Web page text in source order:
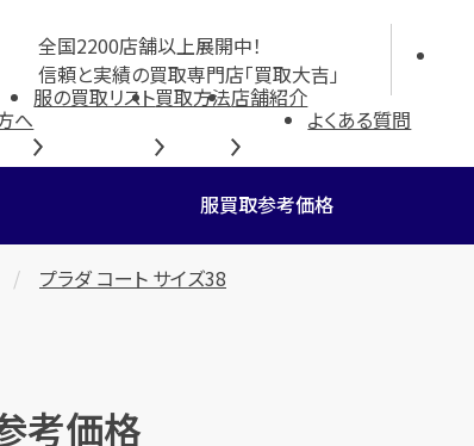
全国2200店舗以上展開中！
信頼と実績の買取専門店「買取大吉」
へ
服の買取リスト買取方法店舗紹介
よくある質問
服買取参考価格
プラダ コート サイズ38
考価格